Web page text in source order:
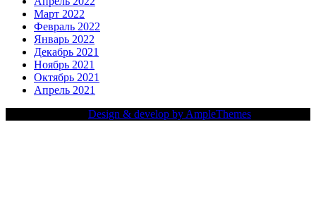
Март 2022
Февраль 2022
Январь 2022
Декабрь 2021
Ноябрь 2021
Октябрь 2021
Апрель 2021
Design & develop by AmpleThemes